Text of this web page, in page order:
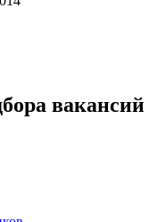
вакансий